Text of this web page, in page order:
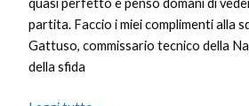
partita. Faccio i miei complimenti alla
Gattuso, commissario tecnico della
della sfida